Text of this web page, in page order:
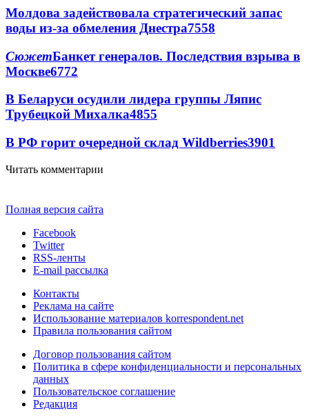
Молдова задействовала стратегический запас
воды из-за обмеления Днестра7558
СюжетБанкет генералов. Последствия взрыва в
Москве6772
В Беларуси осудили лидера группы Ляпис
Трубецкой Михалка4855
В РФ горит очередной склад Wildberries3901
Читать комментарии
Полная версия сайта
Facebook
Twitter
RSS-ленты
E-mail рассылка
Контакты
Реклама на сайте
Использование материалов korrespondent.net
Правила пользования сайтом
Договор пользования сайтом
Политика в сфере конфиденциальности и персональных
данных
Пользовательское соглашение
Редакция